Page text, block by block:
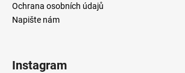
Ochrana osobních údajů
Napište nám
Instagram